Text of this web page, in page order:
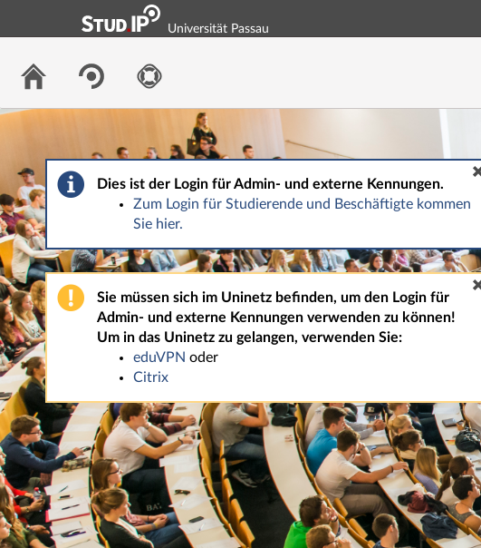
Universität Passau
Dies ist der Login für Admin- und externe Kennungen.
Zum Login für Studierende und Beschäftigte kommen
Sie hier.
Sie müssen sich im Uninetz befinden, um den Login für
Admin- und externe Kennungen verwenden zu können!
Um in das Uninetz zu gelangen, verwenden Sie:
eduVPN oder
Citrix